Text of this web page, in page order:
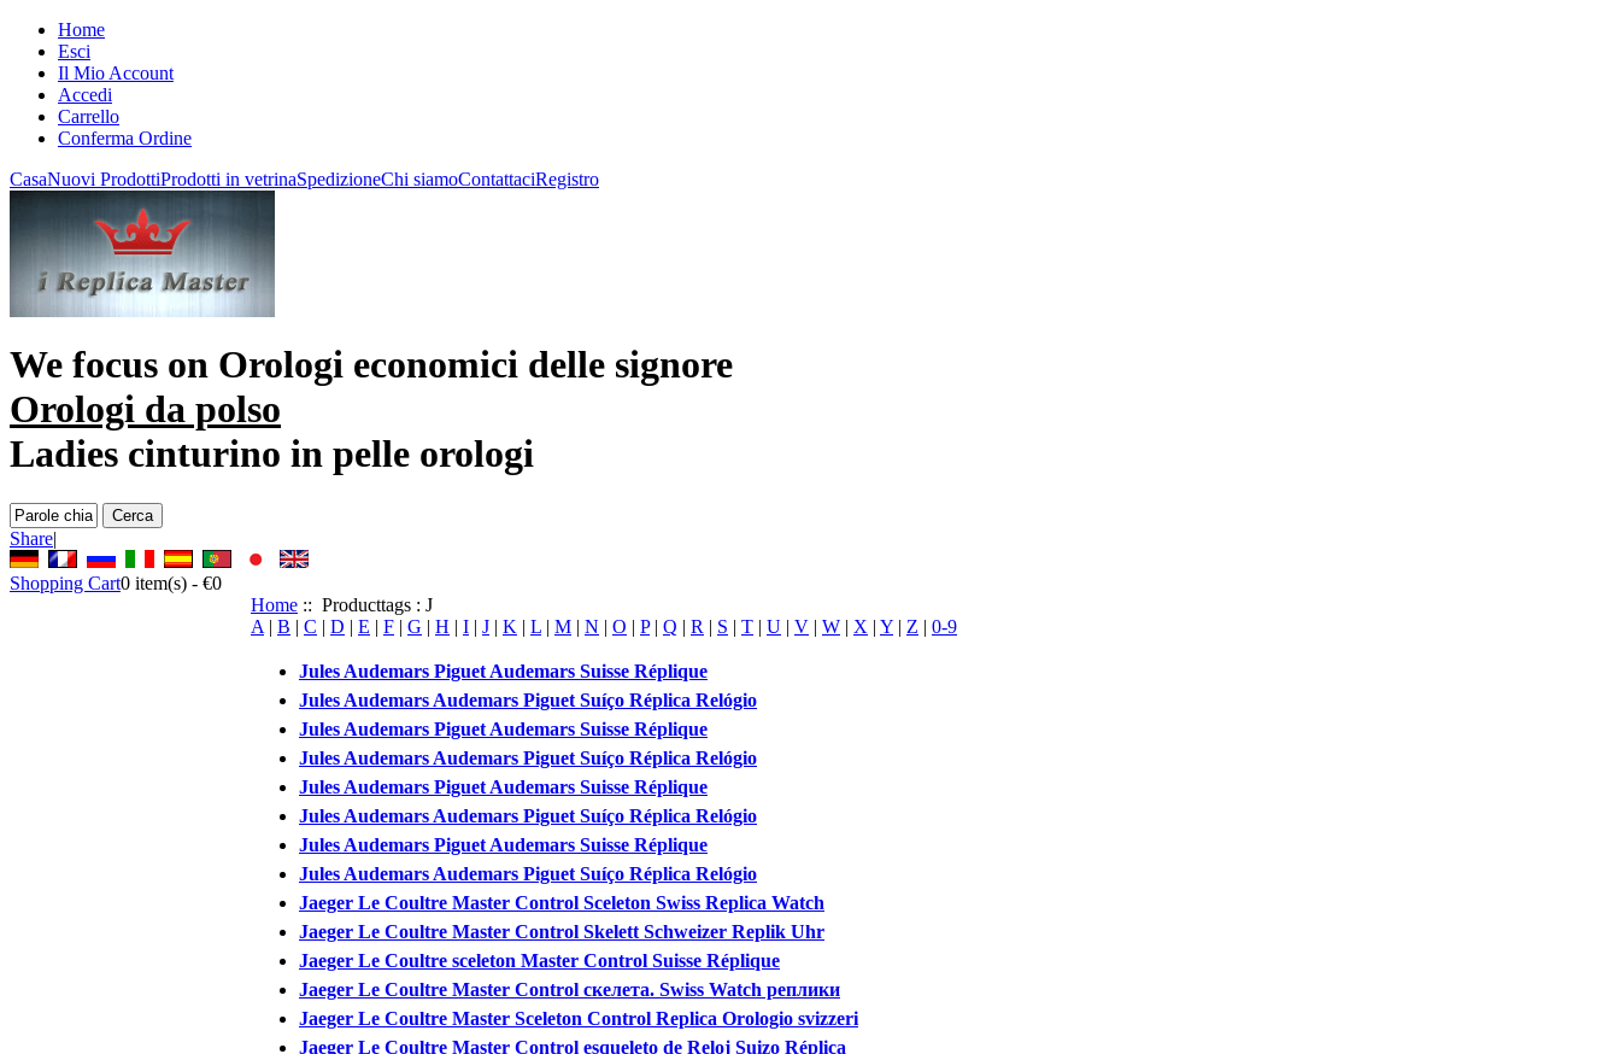
Home
Esci
Il Mio Account
Accedi
Carrello
Conferma Ordine
CasaNuovi ProdottiProdotti in vetrinaSpedizioneChi siamoContattaciRegistro
We focus on Orologi economici delle signore
Orologi da polso
Ladies cinturino in pelle orologi
Share|
Shopping Cart0 item(s) - €0
Home :: Producttags : J
A | B | C | D | E | F | G | H | I | J | K | L | M | N | O | P| Q | R | S | T | U | V | W | X | Y | Z | 0-9
Jules Audemars Piguet Audemars Suisse Réplique
Jules Audemars Audemars Piguet Suíço Réplica Relógio
Jules Audemars Piguet Audemars Suisse Réplique
Jules Audemars Audemars Piguet Suíço Réplica Relógio
Jules Audemars Piguet Audemars Suisse Réplique
Jules Audemars Audemars Piguet Suíço Réplica Relógio
Jules Audemars Piguet Audemars Suisse Réplique
Jules Audemars Audemars Piguet Suíço Réplica Relógio
Jaeger Le Coultre Master Control Sceleton Swiss Replica Watch
Jaeger Le Coultre Master Control Skelett Schweizer Replik Uhr
Jaeger Le Coultre sceleton Master Control Suisse Réplique
Jaeger Le Coultre Master Control скелета. Swiss Watch реплики
Jaeger Le Coultre Master Sceleton Control Replica Orologio svizzeri
Jaeger Le Coultre Master Control esqueleto de Reloj Suizo Réplica